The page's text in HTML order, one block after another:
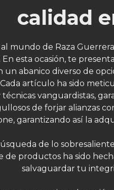
calidad
mundo de Raza
esta ocasión, te
abanico diverso de
artículo ha sido
técnicas vanguardistas,
de forjar alianzas
garantizando así la
de lo
de productos ha sido
salvaguardar tu